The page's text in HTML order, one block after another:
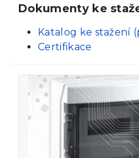
Dokumenty ke
Katalog ke stažení
Certifikace